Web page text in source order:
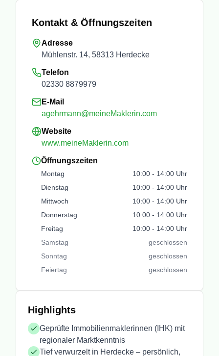
Kontakt & Öffnungszeiten
Adresse
Mühlenstr. 14, 58313 Herdecke
Telefon
02330 8879979
E-Mail
agehrmann@meineMaklerin.com
Website
www.meineMaklerin.com
Öffnungszeiten
Montag 10:00 - 14:00 Uhr
Dienstag
10:00 - 14:00 Uhr
Mittwoch
10:00 - 14:00 Uhr
Donnerstag
10:00 - 14:00 Uhr
Freitag
10:00 - 14:00 Uhr
Samstag
geschlossen
Sonntag
geschlossen
Feiertag
geschlossen
Highlights
Geprüfte Immobilienmaklerinnen (IHK) mit
regionaler Marktkenntnis
Tief verwurzelt in Herdecke – persönlich,